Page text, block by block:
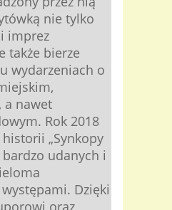
nie tylko
imprez
także bierze
wydarzeniach o
a nawet
Rok 2018
„Synkopy
bardzo udanych i
Dzięki
oraz